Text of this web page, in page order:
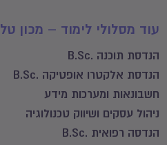
עוד מסלולי לימוד – מכון טל
הנדסת תוכנה .B.Sc
הנדסת אלקטרו אופטיקה .B.Sc
חשבונאות ומערכות מידע
ניהול עסקים ושיווק טכנולוגיה
הנדסה רפואית .B.Sc